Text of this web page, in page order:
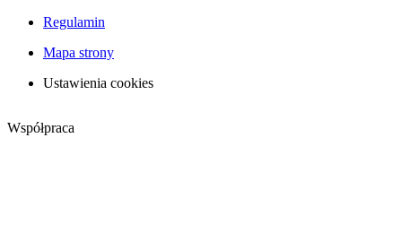
Regulamin
Mapa strony
Ustawienia cookies
Współpraca